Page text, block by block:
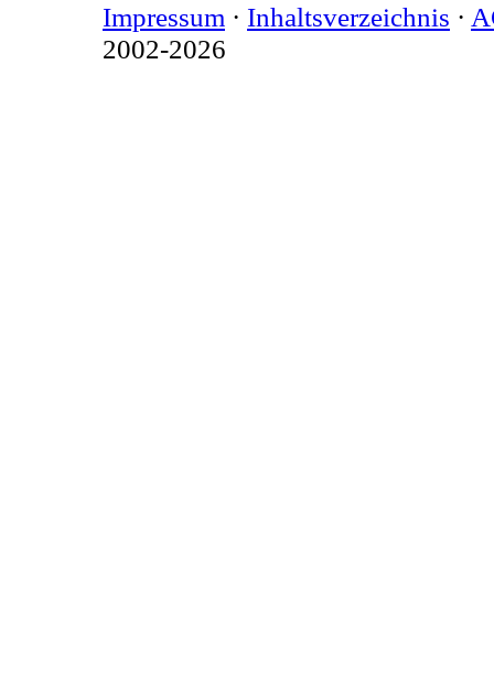
Impressum · Inhaltsverzeichnis ·
2002-2026